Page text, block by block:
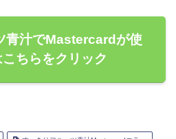
青汁でMastercardが使
ちらをクリック